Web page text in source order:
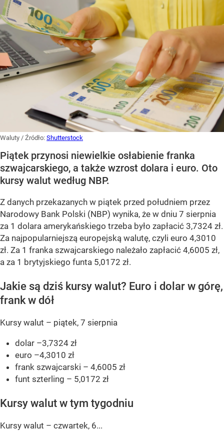
Waluty / Źródło: Shutterstock
Piątek przynosi niewielkie osłabienie franka
szwajcarskiego, a także wzrost dolara i euro. Oto
kursy walut według NBP.
Z danych przekazanych w piątek przed południem przez
Narodowy Bank Polski (NBP) wynika, że w dniu 7 sierpnia
za 1 dolara amerykańskiego trzeba było zapłacić 3,7324 zł.
Za najpopularniejszą europejską walutę, czyli euro 4,3010
zł. Za 1 franka szwajcarskiego należało zapłacić 4,6005 zł,
a za 1 brytyjskiego funta 5,0172 zł.
Jakie są dziś kursy walut? Euro i dolar w górę,
frank w dół
Kursy walut – piątek, 7 sierpnia
dolar –3,7324 zł
euro –4,3010 zł
frank szwajcarski – 4,6005 zł
funt szterling – 5,0172 zł
Kursy walut w tym tygodniu
Kursy walut – czwartek, 6...